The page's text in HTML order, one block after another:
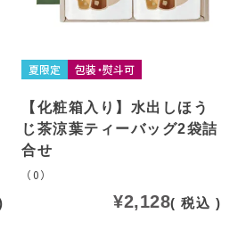
夏限定 包装・熨斗可
【化粧箱入り】水出しほう
じ茶涼葉ティーバッグ2袋詰
合せ
（0）
¥2,128 税込